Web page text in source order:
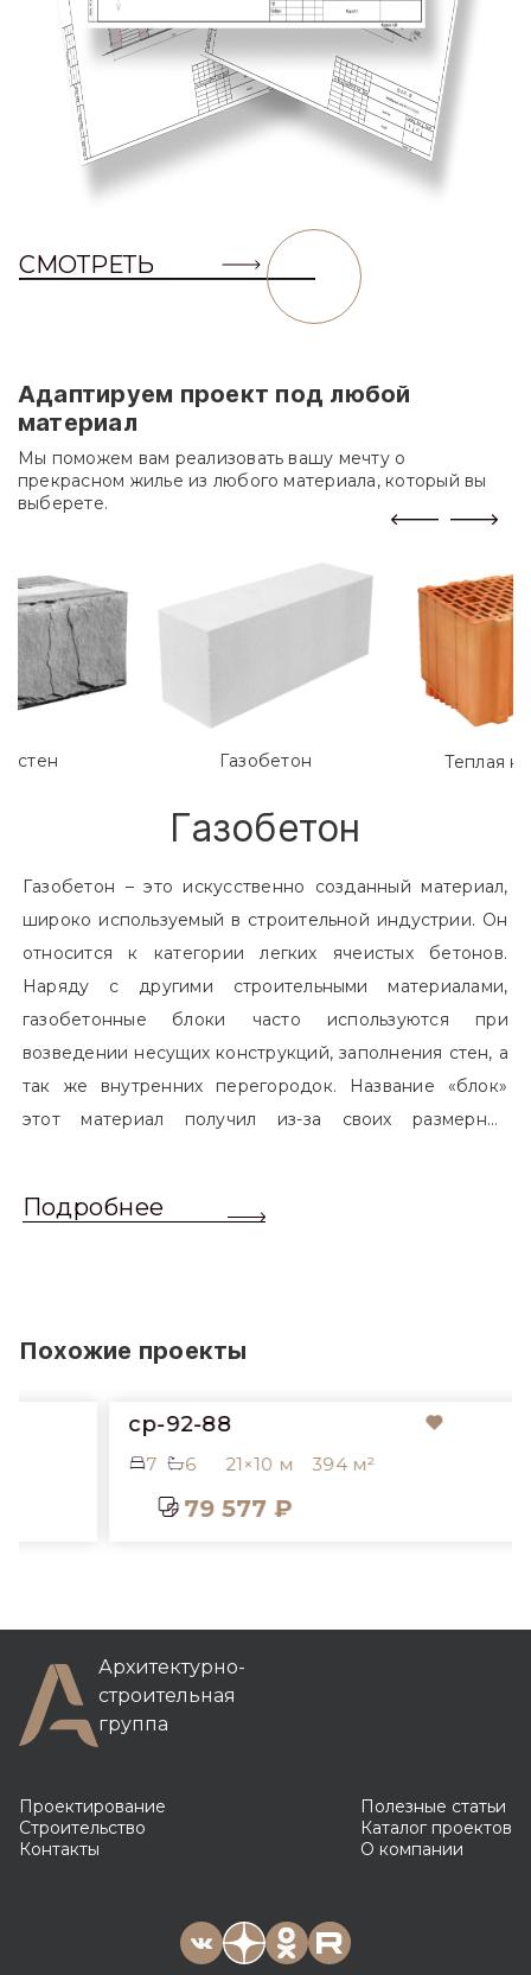
СМОТРЕТЬ
Адаптируем проект под любой
материал
Мы поможем вам реализовать вашу мечту о
прекрасном жилье из любого материала, который вы
выберете.
Газобетон Теплая
Газобетон
Газобетон – это искусственно созданный материал,
широко используемый в строительной индустрии. Он
относится к категории легких ячеистых бетонов.
Наряду с другими строительными материалами,
газобетонные блоки часто используются при
возведении несущих конструкций, заполнения стен, а
так же внутренних перегородок. Название «блок»
этот материал получил из-за своих размерных
обычный одинарный кирпич. Размер блоков различен
Подробнее
Похожие проекты
cp-92-88
6 21×10 м 394 м²
79 577 ₽
Архитектурно-
строительная
группа
Проектирование
Строительство
Контакты
Полезные статьи
Каталог проектов
О компании